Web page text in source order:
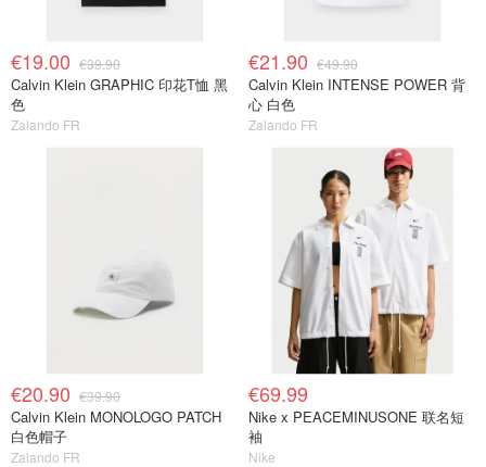
€19.00 €39.90
Calvin Klein GRAPHIC 印花T恤 黑
色
Zalando FR
€21.90 €49.90
Calvin Klein INTENSE POWER 背
心 白色
Zalando FR
€20.90 €39.90
Calvin Klein MONOLOGO PATCH
白色帽子
Zalando FR
€69.99
Nike x PEACEMINUSONE 联名短
袖
Nike